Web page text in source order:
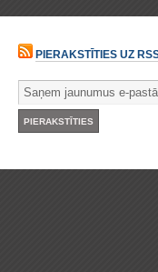
PIERAKSTĪTIES UZ